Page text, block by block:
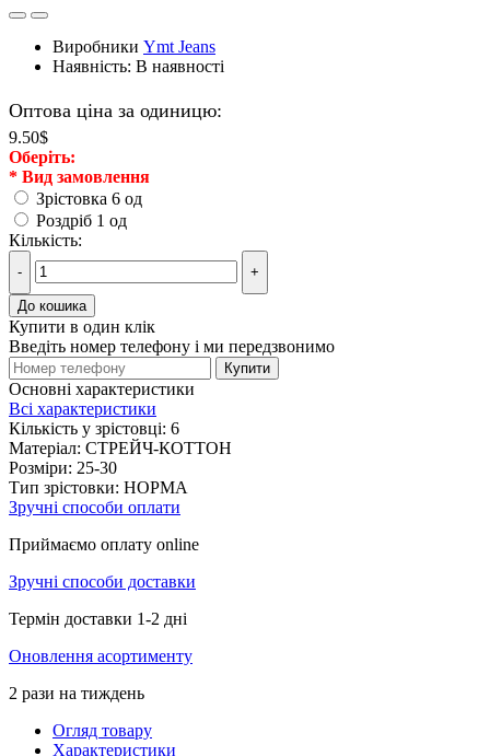
Виробники Ymt Jeans
Наявність: В наявності
Оптова ціна за одиницю:
9.50$
Оберiть:
* Вид замовлення
Зрістовка 6 од
Роздріб 1 од
Кількість:
- +
До кошика
Купити в один клік
Введіть номер телефону і ми передзвонимо
Купити
Основні характеристики
Всі характеристики
Кількість у зрістовці: 6
Матеріал: СТРЕЙЧ-КОТТОН
Розміри: 25-30
Тип зрістовки: НОРМА
Зручні способи оплати
Приймаємо оплату online
Зручні способи доставки
Термін доставки 1-2 дні
Оновлення асортименту
2 рази на тиждень
Огляд товару
Характеристики